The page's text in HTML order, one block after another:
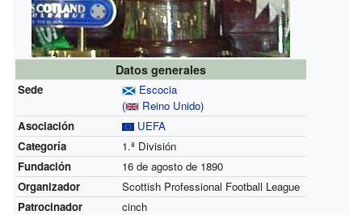
Datos generales
Sede
Escocia
(
Reino Unido)
Asociación
UEFA
Categoría
1.ª División
Fundación
16 de agosto de 1890
Organizador
Scottish Professional Football League
Patrocinador
cinch